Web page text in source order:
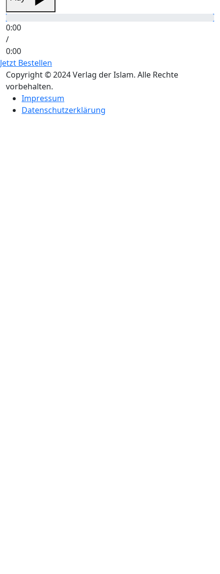
0:00
/
0:00
Jetzt Bestellen
Copyright © 2024 Verlag der Islam. Alle Rechte
vorbehalten.
Impressum
Datenschutzerklärung